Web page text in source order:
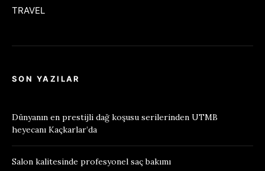
TRAVEL
SON YAZILAR
Dünyanın en prestijli dağ koşusu serilerinden UTMB
heyecanı Kaçkarlar’da
Salon kalitesinde profesyonel saç bakımı